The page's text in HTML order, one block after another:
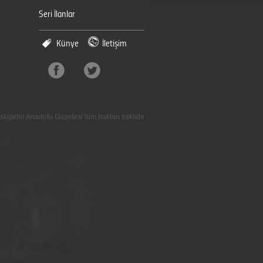
Seri İlanlar
Künye İletişim
Anadolu Gazetesi tüm hakları saklıdır